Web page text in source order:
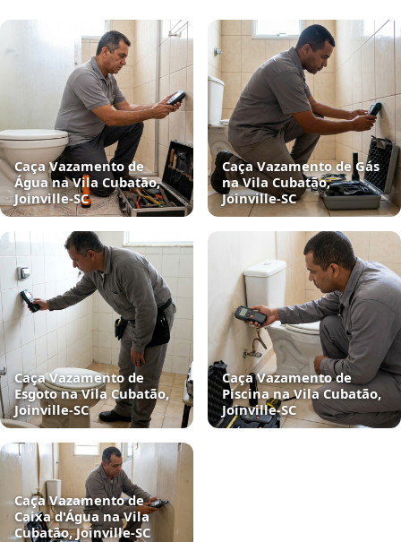
Caça Vazamento de
Água na Vila Cubatão,
Joinville‑SC
Caça Vazamento de Gás
na Vila Cubatão,
Joinville‑SC
Caça Vazamento de
Esgoto na Vila Cubatão,
Joinville‑SC
Caça Vazamento de
Piscina na Vila Cubatão,
Joinville‑SC
Caça Vazamento de
Caixa d'Água na Vila
Cubatão, Joinville‑SC